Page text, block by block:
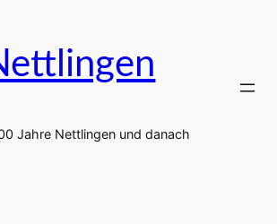
Jahre Nettlingen und danach